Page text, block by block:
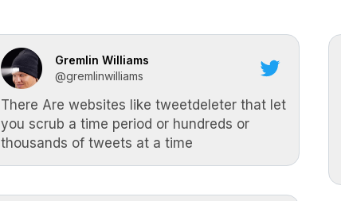
Gremlin Williams
@gremlinwilliams
There Are websites like tweetdeleter that let
you scrub a time period or hundreds or
thousands of tweets at a time